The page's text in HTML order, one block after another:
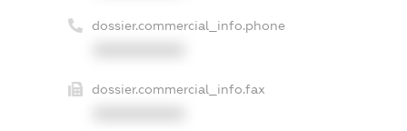
dossier.commercial_info.phone
dossier.commercial_info.fax